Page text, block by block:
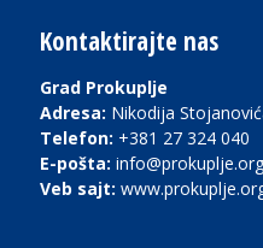
Kontaktirajte nas
Grad Prokuplje
Adresa: Nikodija
Telefon: +381 27 324 040
E-pošta:
Veb sajt: